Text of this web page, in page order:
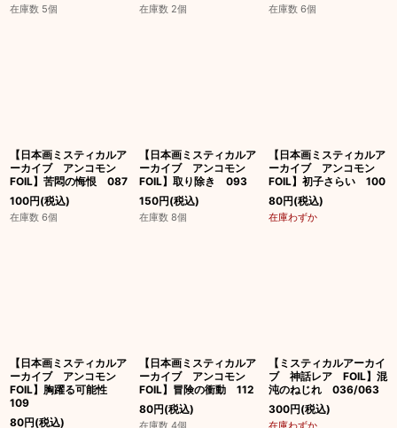
在庫数 5個 在庫数 2個 在庫数 6個
【日本画ミスティカルア
ーカイブ アンコモン
FOIL】苦悶の悔恨 087
100円(税込)
在庫数 6個
【日本画ミスティカルア
ーカイブ アンコモン
FOIL】取り除き 093
150円(税込)
在庫数 8個
【日本画ミスティカルア
ーカイブ アンコモン
FOIL】初子さらい 100
80円(税込)
在庫わずか
【日本画ミスティカルア
ーカイブ アンコモン
FOIL】胸躍る可能性
109
80円(税込)
【日本画ミスティカルア
ーカイブ アンコモン
FOIL】冒険の衝動 112
80円(税込)
在庫数 4個
【ミスティカルアーカイ
ブ 神話レア FOIL】混
沌のねじれ 036/063
300円(税込)
在庫わずか